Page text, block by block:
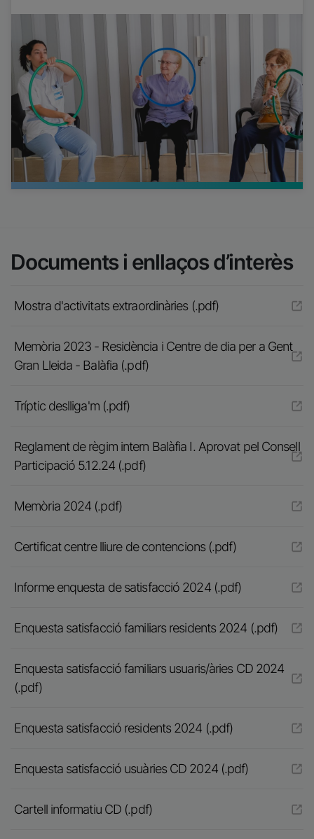
Documents i enllaços d’interès
Mostra d'activitats extraordinàries (.pdf)
Memòria 2023 - Residència i Centre de dia per a Gent
Gran Lleida - Balàfia (.pdf)
Tríptic deslliga'm (.pdf)
Reglament de règim intern Balàfia I. Aprovat pel Consell
Participació 5.12.24 (.pdf)
Memòria 2024 (.pdf)
Certificat centre lliure de contencions (.pdf)
Informe enquesta de satisfacció 2024 (.pdf)
Enquesta satisfacció familiars residents 2024 (.pdf)
Enquesta satisfacció familiars usuaris/àries CD 2024
(.pdf)
Enquesta satisfacció residents 2024 (.pdf)
Enquesta satisfacció usuàries CD 2024 (.pdf)
Cartell informatiu CD (.pdf)